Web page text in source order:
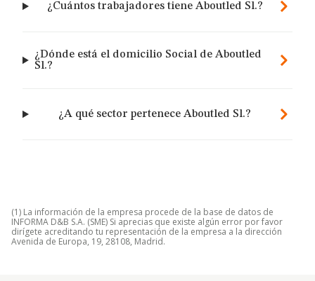
¿Cuántos trabajadores tiene Aboutled Sl.?
¿Dónde está el domicilio Social de Aboutled
Sl.?
¿A qué sector pertenece Aboutled Sl.?
(1) La información de la empresa procede de la base de datos de
INFORMA D&B S.A. (SME) Si aprecias que existe algún error por favor
dirígete acreditando tu representación de la empresa a la dirección
Avenida de Europa, 19, 28108, Madrid.